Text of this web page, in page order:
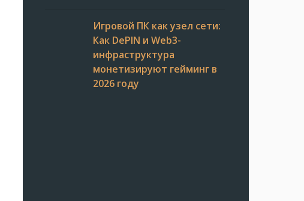
Игровой ПК как узел сети:
Как DePIN и Web3-
инфраструктура
монетизируют гейминг в
2026 году